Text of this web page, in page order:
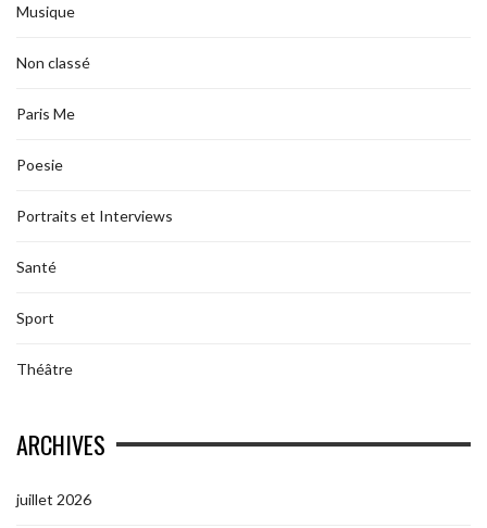
Musique
Non classé
Paris Me
Poesie
Portraits et Interviews
Santé
Sport
Théâtre
ARCHIVES
juillet 2026